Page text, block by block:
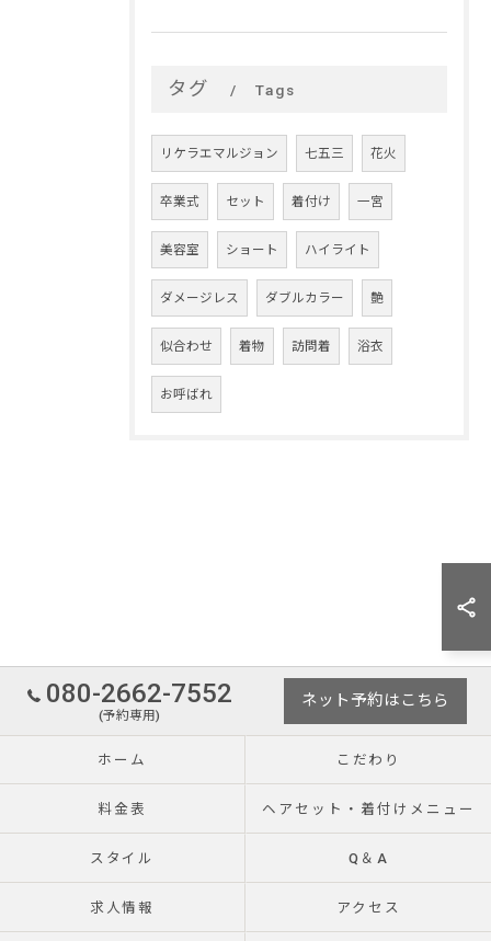
タグ Tags
リケラエマルジョン 七五三 花火
卒業式 セット 着付け 一宮
美容室 ショート ハイライト
ダメージレス ダブルカラー 艶
似合わせ 着物 訪問着 浴衣
お呼ばれ
080-2662-7552
(予約専用)
ネット予約はこちら
ホーム こだわり
料金表 ヘアセット・着付けメニュー
スタイル Q＆A
求人情報 アクセス